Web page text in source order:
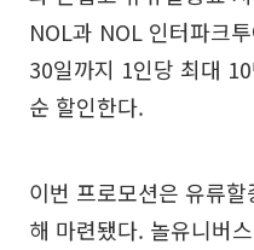
NOL과 NOL 인터파크
30일까지 1인당 최대
순 할인한다.
이번 프로모션은 유류
해 마련됐다. 놀유니버